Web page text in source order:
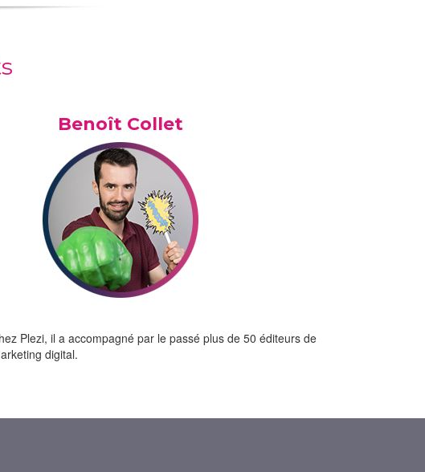
Benoît Collet
Plezi, il a accompagné par le passé plus de 50 éditeurs de
digital.